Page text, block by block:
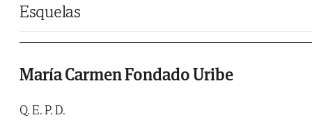
Esquelas
María Carmen Fondado Uribe
Q. E. P. D.